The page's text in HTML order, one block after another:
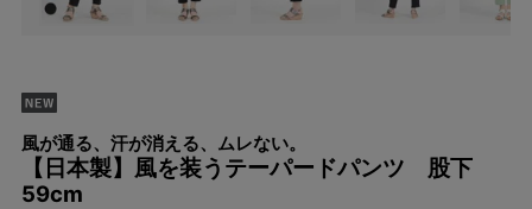
風が通る、汗が消える、ムレない。
【日本製】風を装うテーパードパンツ 股下
59cm